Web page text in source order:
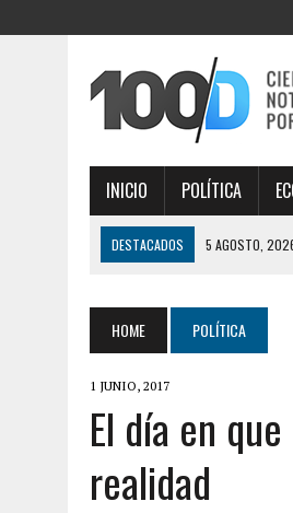
INICIO POLÍTICA
DESTACADOS 5 AGOSTO,
CAUTION
5 AGOSTO, 2026 | AVANTAJUL
5 AGOSTO, 2026
5 AGOSTO, 2026 | SZANSA I
HOME POLÍTICA
1 JUNIO, 2017
El día en
realidad